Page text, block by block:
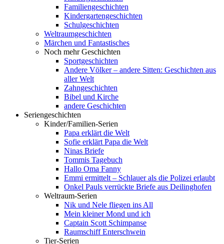
Familiengeschichten
Kindergartengeschichten
Schulgeschichten
Weltraumgeschichten
Märchen und Fantastisches
Noch mehr Geschichten
Sportgeschichten
Andere Völker – andere Sitten: Geschichten aus
aller Welt
Zahngeschichten
Bibel und Kirche
andere Geschichten
Seriengeschichten
Kinder/Familien-Serien
Papa erklärt die Welt
Sofie erklärt Papa die Welt
Ninas Briefe
Tommis Tagebuch
Hallo Oma Fanny
Emmi ermittelt – Schlauer als die Polizei erlaubt
Onkel Pauls verrückte Briefe aus Deilinghofen
Weltraum-Serien
Nik und Nele fliegen ins All
Mein kleiner Mond und ich
Captain Scott Schimpanse
Raumschiff Enterschwein
Tier-Serien